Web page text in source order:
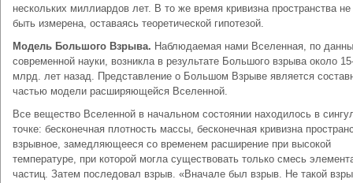
нескольких миллиардов лет. В то же время кривизна пространства
быть измерена, оставаясь теоретической гипотезой.
Модель Большого Взрыва. Наблюдаемая нами Вселенная, по
современной науки, возникла в результате Большого взрыва около
млрд. лет назад. Представление о Большом Взрыве является
частью модели расширяющейся Вселенной.
Все вещество Вселенной в начальном состоянии находилось в
точке: бесконечная плотность массы, бесконечная кривизна
взрывное, замедляющееся со временем расширение при высокой
температуре, при которой могла существовать только смесь
частиц. Затем последовал взрыв. «Вначале был взрыв. Не такой